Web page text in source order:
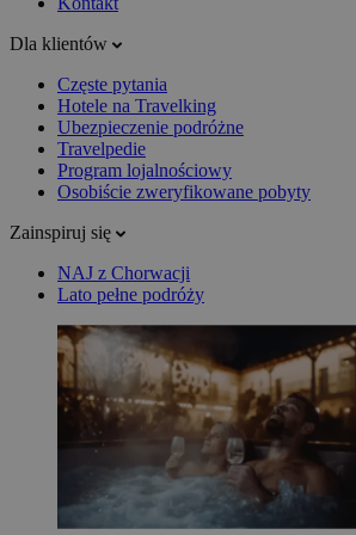
Dla klientów
Częste pytania
Hotele na Travelking
Ubezpieczenie podróżne
Travelpedie
Program lojalnościowy
Osobiście zweryfikowane pobyty
Zainspiruj się
NAJ z Chorwacji
Lato pełne podróży